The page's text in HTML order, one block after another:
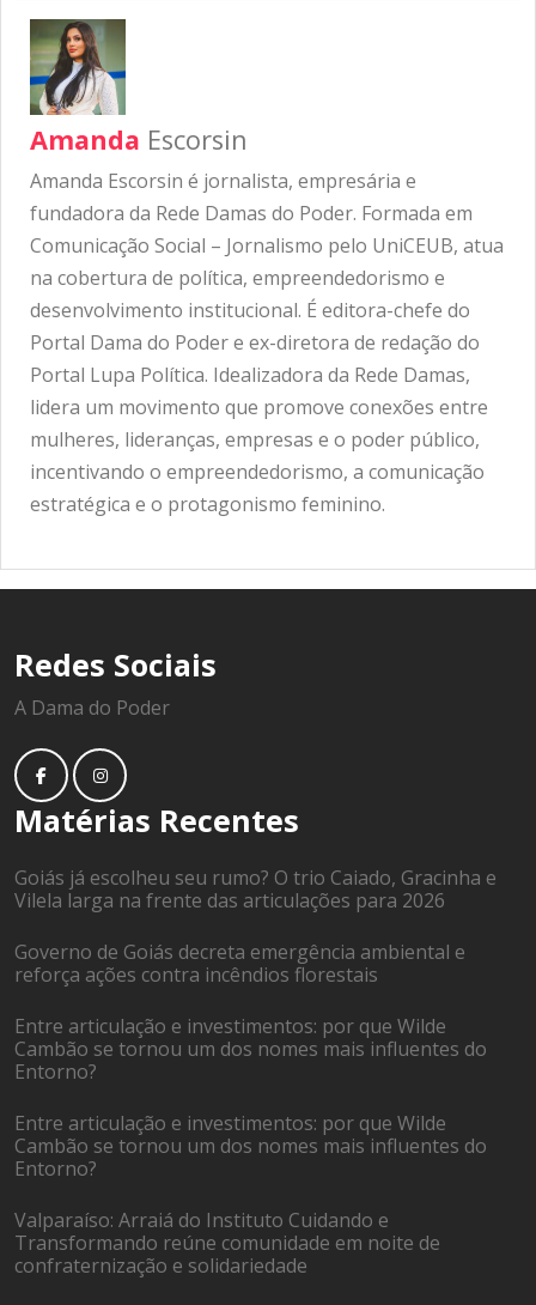
Amanda Escorsin
Amanda Escorsin é jornalista, empresária e
fundadora da Rede Damas do Poder. Formada em
Comunicação Social – Jornalismo pelo UniCEUB, atua
na cobertura de política, empreendedorismo e
desenvolvimento institucional. É editora-chefe do
Portal Dama do Poder e ex-diretora de redação do
Portal Lupa Política. Idealizadora da Rede Damas,
lidera um movimento que promove conexões entre
mulheres, lideranças, empresas e o poder público,
incentivando o empreendedorismo, a comunicação
estratégica e o protagonismo feminino.
Redes Sociais
A Dama do Poder
Matérias Recentes
Goiás já escolheu seu rumo? O trio Caiado, Gracinha e
Vilela larga na frente das articulações para 2026
Governo de Goiás decreta emergência ambiental e
reforça ações contra incêndios florestais
Entre articulação e investimentos: por que Wilde
Cambão se tornou um dos nomes mais influentes do
Entorno?
Entre articulação e investimentos: por que Wilde
Cambão se tornou um dos nomes mais influentes do
Entorno?
Valparaíso: Arraiá do Instituto Cuidando e
Transformando reúne comunidade em noite de
confraternização e solidariedade